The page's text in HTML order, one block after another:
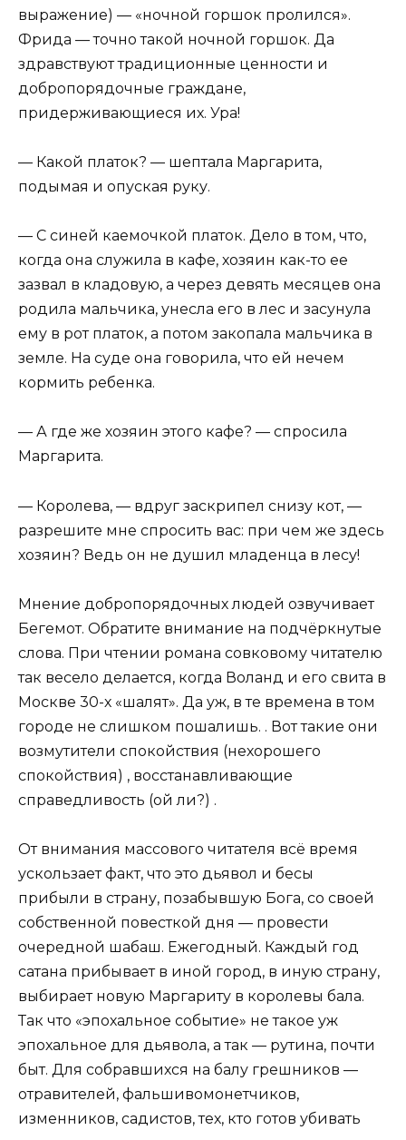
выражение) — «ночной горшок пролился».
Фрида — точно такой ночной горшок. Да
здравствуют традиционные ценности и
добропорядочные граждане,
придерживающиеся их. Ура!
— Какой платок? — шептала Маргарита,
подымая и опуская руку.
— С синей каемочкой платок. Дело в том, что,
когда она служила в кафе, хозяин как-то ее
зазвал в кладовую, а через девять месяцев она
родила мальчика, унесла его в лес и засунула
ему в рот платок, а потом закопала мальчика в
земле. На суде она говорила, что ей нечем
кормить ребенка.
— А где же хозяин этого кафе? — спросила
Маргарита.
— Королева, — вдруг заскрипел снизу кот, —
разрешите мне спросить вас: при чем же здесь
хозяин? Ведь он не душил младенца в лесу!
Мнение добропорядочных людей озвучивает
Бегемот. Обратите внимание на подчёркнутые
слова. При чтении романа совковому читателю
так весело делается, когда Воланд и его свита в
Москве 30-х «шалят». Да уж, в те времена в том
городе не слишком пошалишь. . Вот такие они
возмутители спокойствия (нехорошего
спокойствия) , восстанавливающие
справедливость (ой ли?) .
От внимания массового читателя всё время
ускользает факт, что это дьявол и бесы
прибыли в страну, позабывшую Бога, со своей
собственной повесткой дня — провести
очередной шабаш. Ежегодный. Каждый год
сатана прибывает в иной город, в иную страну,
выбирает новую Маргариту в королевы бала.
Так что «эпохальное событие» не такое уж
эпохальное для дьявола, а так — рутина, почти
быт. Для собравшихся на балу грешников —
отравителей, фальшивомонетчиков,
изменников, садистов, тех, кто готов убивать